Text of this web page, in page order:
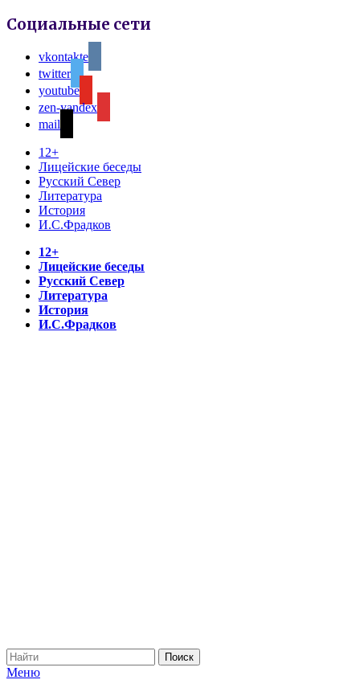
Социальные сети
vkontakte
twitter
youtube
zen-yandex
mail
12+
Лицейские беседы
Русский Север
Литература
История
И.С.Фрадков
12+
Лицейские беседы
Русский Север
Литература
История
И.С.Фрадков
Меню